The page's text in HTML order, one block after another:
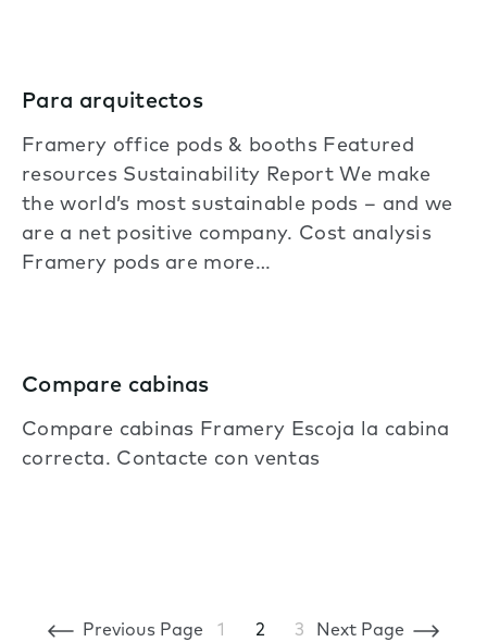
Para arquitectos
Framery office pods & booths Featured
resources Sustainability Report We make
the world’s most sustainable pods – and we
are a net positive company. Cost analysis
Framery pods are more…
Compare cabinas
Compare cabinas Framery Escoja la cabina
correcta. Contacte con ventas
Previous Page 1 2 3 Next Page